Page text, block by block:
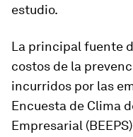
estudio.
La principal fuente
costos de la
incurridos por las
Encuesta de Clima
Empresarial